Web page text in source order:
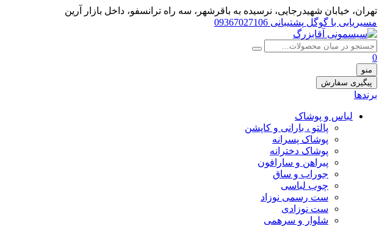
تهران، خيابان شهيدرجايى، نرسیده به باقرشهر، سه راه ترانسفو، داخل بازار آرین
مسیریابی با گوگل پشتیبانی 09367027106
0
منو
پیگیری سفارش
برندها
لباس و پوشاک
پالتو ، بارانی و کاپشن
پوشاک پسرانه
پوشاک دخترانه
پیراهن و سارافون
جوراب و ساق
چوب لباسی
ست رسمی نوزاد
ست نوزادی
شلوار و سرهمی